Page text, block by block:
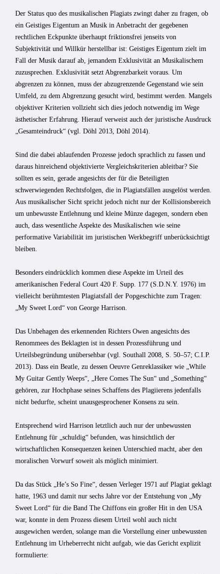
Der Status quo des musikalischen Plagiats zwingt daher zu fragen, ob
ein Geistiges Eigentum an Musik in Anbetracht der gegebenen
rechtlichen Eckpunkte überhaupt friktionsfrei jenseits von
Subjektivität und Willkür herstellbar ist: Geistiges Eigentum zielt im
Fall der Musik darauf ab, jemandem Exklusivität an Musikalischem
zuzu­sprechen. Exklusivität setzt Abgrenzbarkeit voraus. Um
abgrenzen zu können, muss der abzugrenzende Gegenstand wie sein
Umfeld, zu dem Abgrenzung gesucht wird, bestimmt werden. Mangels
objektiver Kriterien vollzieht sich dies jedoch notwendig im Wege
ästhetischer Erfahrung. Hierauf verweist auch der juristische Ausdruck
„Gesamteindruck“ (vgl. Döhl 2013, Döhl 2014).
Sind die dabei ablaufenden Prozesse jedoch sprachlich zu fassen und
daraus hinreichend objektivierte Vergleichskriterien ableitbar? Sie
sollten es sein, gerade angesichts der für die Beteiligten
schwerwiegenden Rechtsfolgen, die in Plagi­atsfällen ausgelöst werden.
Aus musikalischer Sicht spricht jedoch nicht nur der Kol­lisionsbereich
um unbewusste Entlehnung und kleine Münze dagegen, sondern eben
auch, dass wesentliche Aspekte des Musikalischen wie seine
performative Variabilität im juristischen Werkbegriff unberücksichtigt
bleiben.
Besonders eindrücklich kommen diese Aspekte im Urteil des
amerikanischen Federal Court 420 F. Supp. 177 (S.D.N.Y. 1976) im
vielleicht berühmtesten Plagiatsfall der Popgeschichte zum Tragen:
„My Sweet Lord“ von George Harrison.
Das Unbehagen des erkennenden Richters Owen angesichts des
Renommees des Beklagten ist in dessen Prozessführung und
Urteilsbegründung unübersehbar (vgl. Southall 2008, S. 50–57; C.I.P.
2013). Dass ein Beatle, zu dessen Oeuvre Genreklassiker wie „While
My Guitar Gent­ly Weeps“, „Here Comes The Sun“ und „Something“
gehören, zur Hochphase seines Schaffens des Plagiierens jedenfalls
nicht bedurfte, scheint unausgesprochener Konsens zu sein.
Entsprechend wird Harrison letztlich auch nur der unbewussten
Entlehnung für „schuldig“ befunden, was hinsichtlich der
wirtschaftlichen Konsequenzen keinen Unterschied macht, aber den
moralischen Vorwurf soweit als möglich minimiert.
Da das Stück „He’s So Fine“, dessen Verleger 1971 auf Plagiat geklagt
hatte, 1963 und damit nur sechs Jahre vor der Entstehung von „My
Sweet Lord“ für die Band The Chiffons ein großer Hit in den USA
war, konnte in dem Prozess diesem Urteil wohl auch nicht
ausgewichen werden, solange man die Vorstellung einer unbewussten
Entlehnung im Urheberrecht nicht aufgab, wie das Gericht explizit
formulierte: